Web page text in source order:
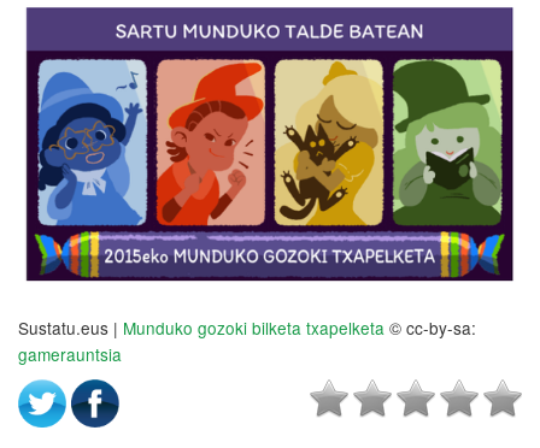
Sustatu.eus | Munduko gozoki bilketa txapelketa © cc-by-sa:
gamerauntsia